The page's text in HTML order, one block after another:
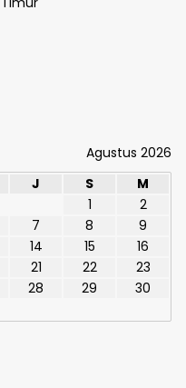
Agustus 2026
J S
M
1
2
7 8
9
14 15
16
21 22
23
28 29
30